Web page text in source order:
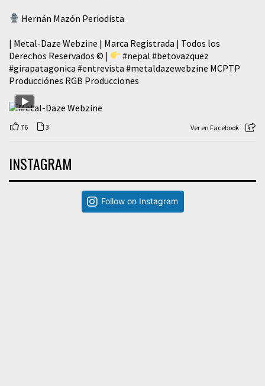
Hernán Mazón Periodista
| Metal-Daze Webzine | Marca Registrada | Todos los
Derechos Reservados © |
#nepal #betovazquez
#girapatagonica #entrevista #metaldazewebzine MCPTP
Producciónes RGB Producciones
76 3 Ver en Facebook
INSTAGRAM
Follow on Instagram